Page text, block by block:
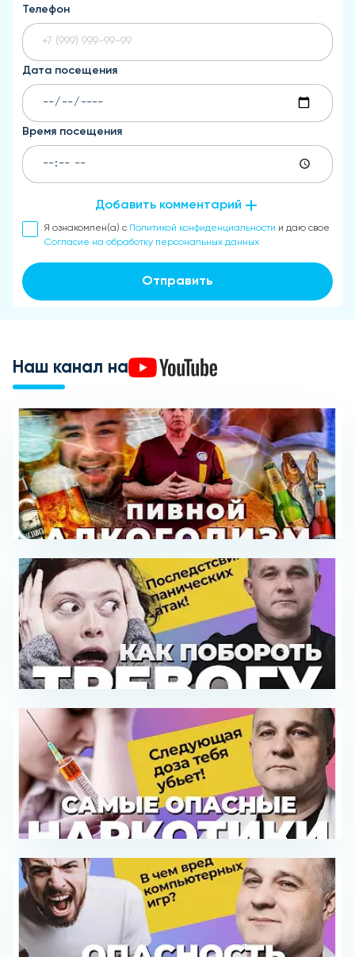
Телефон
Дата посещения
Время посещения
Добавить комментарий
Я ознакомлен(а) с Политикой конфиденциальности и даю свое
Согласие на обработку персональных данных
Отправить
Наш канал на